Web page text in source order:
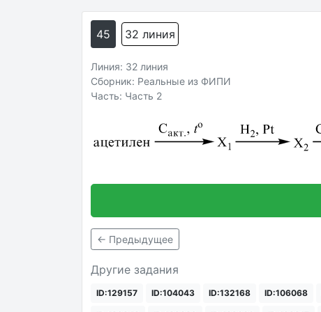
45 32 линия
Линия: 32 линия
Сборник: Реальные из ФИПИ
Часть: Часть 2
← Предыдущее
Другие задания
ID:129157 ID:104043 ID:132168 ID:106068